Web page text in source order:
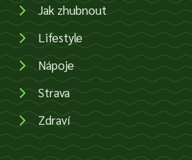
Jak zhubnout
Lifestyle
Nápoje
Strava
Zdraví